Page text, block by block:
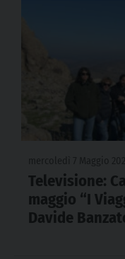
Televisione:
maggio “I
Davide